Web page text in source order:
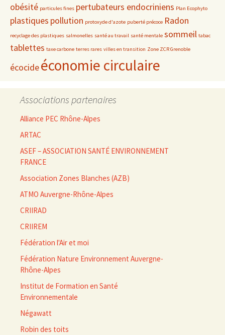
obésité particules fines pertubateurs endocriniens Plan Ecophyto
plastiques pollution protoxyde d'azote puberté précoce Radon
recyclage des plastiques salmonelles santé au travail santé mentale sommeil tabac
tablettes taxe carbone terres rares villes en transition Zone ZCR Grenoble
écocideéconomie circulaire
Associations partenaires
Alliance PEC Rhône-Alpes
ARTAC
ASEF – ASSOCIATION SANTÉ ENVIRONNEMENT
FRANCE
Association Zones Blanches (AZB)
ATMO Auvergne-Rhône-Alpes
CRIIRAD
CRIIREM
Fédération l'Air et moi
Fédération Nature Environnement Auvergne-
Rhône-Alpes
Institut de Formation en Santé
Environnementale
Négawatt
Robin des toits